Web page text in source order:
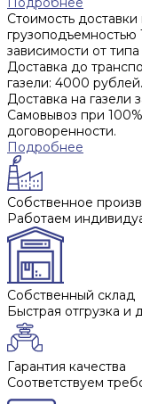
Стоимость
грузоподъемностью
зависимости от типа
Доставка до
газели: 4000 рублей.
Доставка на
Самовывоз при
договоренности.
Подробнее
Собственное
Работаем
Собственный склад
Быстрая отгрузка и
Гарантия качества
Соответствуем